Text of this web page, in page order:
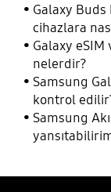
Galaxy Buds
cihazlara
Galaxy
nelerdir?
Samsung
kontrol
Samsung